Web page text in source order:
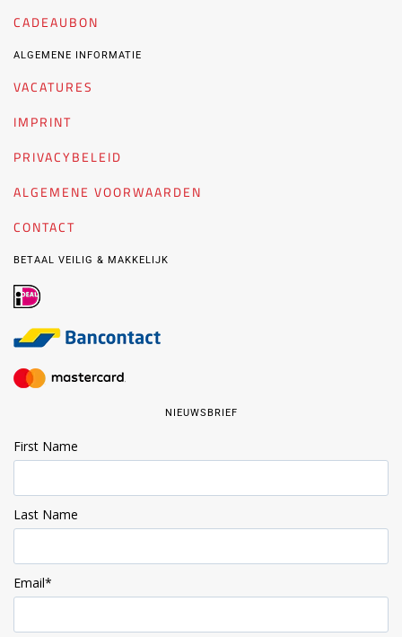
CADEAUBON
ALGEMENE INFORMATIE
VACATURES
IMPRINT
PRIVACYBELEID
ALGEMENE VOORWAARDEN
CONTACT
BETAAL VEILIG & MAKKELIJK
NIEUWSBRIEF
First Name
Last Name
Email*